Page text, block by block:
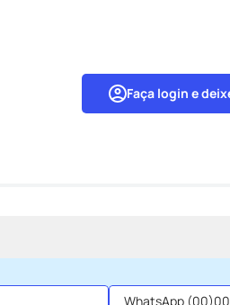
Faça login e